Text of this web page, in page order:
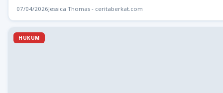
07/04/2026Jessica Thomas - ceritaberkat.com
HUKUM